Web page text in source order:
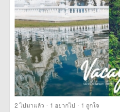
2ไปมาแล้ว · 1 อยากไป · 1 ถูกใจ